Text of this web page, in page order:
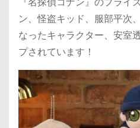
ン、怪盗キッド、服部平次
なったキャラクター、安室
プされています！